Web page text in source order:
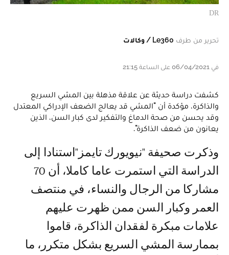
DR
تحرير من طرف Le360 / وكالات
في 06/04/2021 على الساعة 21:15
كشفت دراسة حديثة عن علاقة مذهلة بين المشي السريع
والذاكرة، مؤكدة أن "المشي قد يعالج الضعف الإدراكي المعتدل
وقد يحسن من صحة الدماغ والتفكير لدى كبار السن، الذين
يعانون من ضعف الذاكرة".
وذكرت صحيفة "نيويورك تايمز"استنادا إلى
الدراسة التي استمرت عاما كاملا، أن 70
مشاركا من الرجال والنساء، في منتصف
العمر وكبار السن ممن ظهرت عليهم
علامات مبكرة لفقدان الذاكرة، قاموا
بممارسة المشي السريع بشكل متكرر، ما